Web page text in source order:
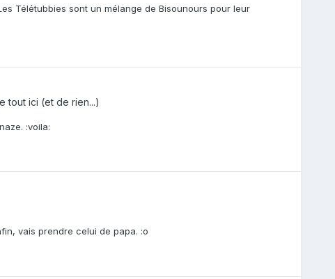
Télétubbies sont un mélange de Bisounours pour leur
tout ici (et de rien...)
:voila:
vais prendre celui de papa. :o